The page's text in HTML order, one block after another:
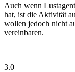
Auch wenn
hat, ist die Aktivität
wollen jedoch nicht
vereinbaren.
3.0